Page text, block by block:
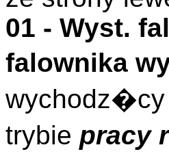
01 - Wyst.
falownika
trybie pracy